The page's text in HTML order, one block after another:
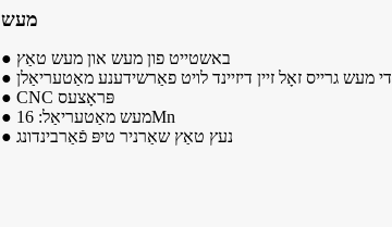
מעש
● באשטייט פון מעש און מעש טאַץ
● די מעש גרייס זאָל זיין דיזיינד לויט פאַרשידענע מאַטעריאַלן
● CNC פּראָצעס
● מעש מאַטעריאַל: 16Mn
● נעץ טאַץ שאַרניר טיפּ פֿאַרבינדונג